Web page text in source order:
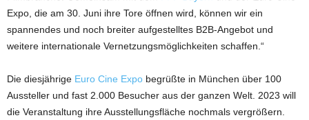
Expo, die am 30. Juni ihre Tore öffnen wird, können wir ein
spannendes und noch breiter aufgestelltes B2B-Angebot und
weitere internationale Vernetzungsmöglichkeiten schaffen.“
Die diesjährige Euro Cine Expo begrüßte in München über 100
Aussteller und fast 2.000 Besucher aus der ganzen Welt. 2023 will
die Veranstaltung ihre Ausstellungsfläche nochmals vergrößern.